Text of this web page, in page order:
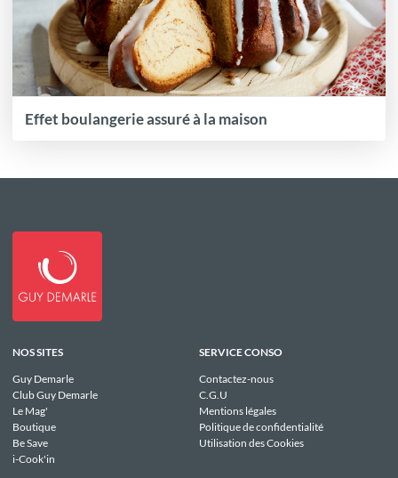
Effet boulangerie assuré à la maison
NOS SITES
Guy Demarle
Club Guy Demarle
Le Mag'
Boutique
Be Save
i-Cook'in
SERVICE CONSO
Contactez-nous
C.G.U
Mentions légales
Politique de confidentialité
Utilisation des Cookies